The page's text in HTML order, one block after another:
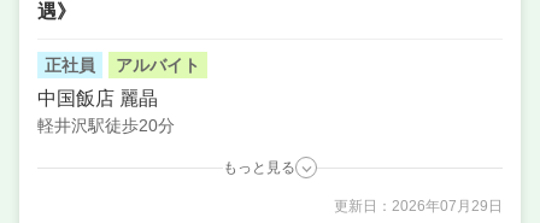
遇》
正社員 アルバイト
中国飯店 麗晶
軽井沢駅徒歩20分
もっと見る
店長候補・マネージャー ／ ソムリエ ／ レセプショ
更新日： 2026年07月29日